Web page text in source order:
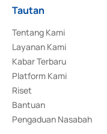
Tautan
Tentang Kami
Layanan Kami
Kabar Terbaru
Platform Kami
Riset
Bantuan
Pengaduan Nasabah